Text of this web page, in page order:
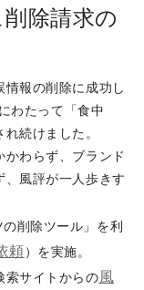
除請求の
報の削除に成功し
わたって「食中
続けました。
かわらず、ブランド
、風評が一人歩きす
削除ツール」を利
頼）を実施。
索サイトからの風